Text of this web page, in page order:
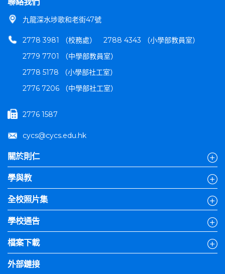
九龍深水埗歌和老街47號
2778 3981 （校務處）
2788 4343 （小學部教員室）
2779 7701 （中學部教員室）
2778 5178 （小學部社工室）
2776 7206 （中學部社工室）
2776 1587
cycs@cycs.edu.hk
關於則仁
學與教
全校照片集
學校通告
檔案下載
外部鏈接